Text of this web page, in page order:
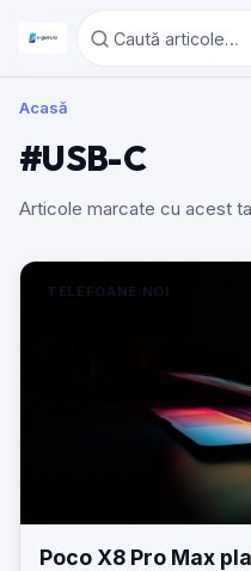
Acasă
#USB-C
Articole marcate cu acest
TELEFOANE NOI
Poco X8 Pro Max